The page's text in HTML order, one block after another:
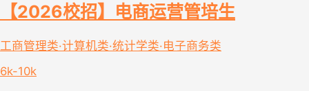
【2026校招】电商运营管培生
工商管理类·计算机类·统计学类·电子商务类
6k-10k